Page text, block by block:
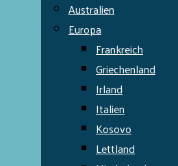
Australien
Europa
Frankreich
Griechenland
Irland
Italien
Kosovo
Lettland